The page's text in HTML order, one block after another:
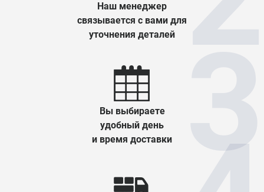
Наш менеджер
связывается с вами для
уточнения деталей
Вы выбираете
удобный день
и время доставки